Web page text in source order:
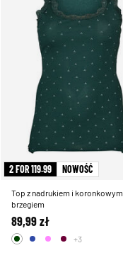
2 FOR 119.99 NOWOŚĆ
Top z nadrukiem i koronkowym
brzegiem
89,99 zł
+3